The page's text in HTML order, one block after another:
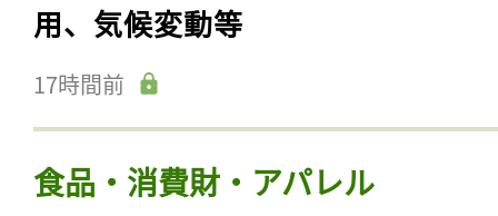
用、気候変動等
17時間前
食品・消費財・アパレル